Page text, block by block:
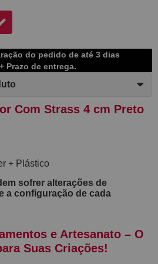
do pedido de até 3 dias
Prazo de entrega.
Com Strass 4 cm Preto
+ Plástico
sofrer alterações de
a configuração de cada
e Artesanato – O
Suas Criações!